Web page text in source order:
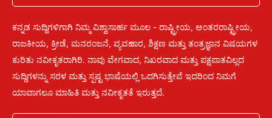
ಕನ್ನಡ ಸುದ್ದಿಗಳಿಗಾಗಿ ನಿಮ್ಮ ವಿಶ್ವಾಸಾರ್ಹ ಮೂಲ - ರಾಷ್ಟ್ರೀಯ, ಅಂತರರಾಷ್ಟ್ರೀಯ,
ರಾಜಕೀಯ, ಕ್ರೀಡೆ, ಮನರಂಜನೆ, ವ್ಯವಹಾರ, ಶಿಕ್ಷಣ ಮತ್ತು ತಂತ್ರಜ್ಞಾನ ವಿಷಯಗಳ
ಕುರಿತು ನವೀಕೃತರಾಗಿರಿ. ನಾವು ವೇಗವಾದ, ನಿಖರವಾದ ಮತ್ತು ಪಕ್ಷಪಾತವಿಲ್ಲದ
ಸುದ್ದಿಗಳನ್ನು ಸರಳ ಮತ್ತು ಸ್ಪಷ್ಟ ಭಾಷೆಯಲ್ಲಿ ಒದಗಿಸುತ್ತೇವೆ ಇದರಿಂದ ನಿಮಗೆ
ಯಾವಾಗಲೂ ಮಾಹಿತಿ ಮತ್ತು ನವೀಕೃತತೆ ಇರುತ್ತದೆ.